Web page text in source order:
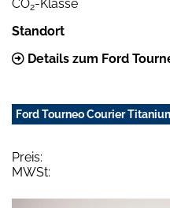
CO2-Klasse
Standort
Details zum Ford
Ford Tourneo Courier
Preis:
MWSt: